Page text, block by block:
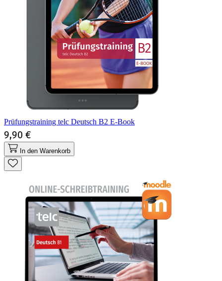
Prüfungstraining telc Deutsch B2 E-Book
9,90 €
In den Warenkorb